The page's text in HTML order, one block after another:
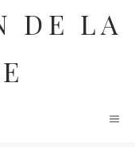
DE LA